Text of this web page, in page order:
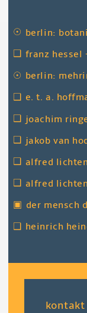
☉ berlin:
❑ franz hessel
☉ berlin:
❑ e. t. a.
❑ joachim
❑ jakob van
❑ alfred
❑ alfred
▣ der mensch
❑ heinrich
kontakt